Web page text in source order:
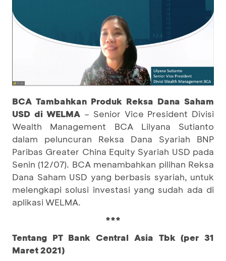
BCA Tambahkan Produk Reksa Dana Saham
USD di WELMA – Senior Vice President Divisi
Wealth Management BCA Lilyana Sutianto
dalam peluncuran Reksa Dana Syariah BNP
Paribas Greater China Equity Syariah USD pada
Senin (12/07). BCA menambahkan pilihan Reksa
Dana Saham USD yang berbasis syariah, untuk
melengkapi solusi investasi yang sudah ada di
aplikasi WELMA.
***
Tentang PT Bank Central Asia Tbk (per 31
Maret 2021)